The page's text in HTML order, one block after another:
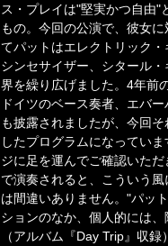
ス・プレイは"堅実かつ自由"
もの。今回の公演で、彼女
てパットはエレクトリック
シンセサイザー、シタール
界を繰り広げました。4年前
ドイツのベース奏者、エバ
も披露されましたが、今回
したプログラムになってい
ジに足を運んでご確認いた
で演奏されると、こういう
は間違いありません。"パッ
ションのなか、個人的には
（アルバム『Day Trip』収